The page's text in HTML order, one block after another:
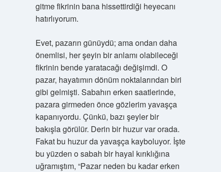
gitme fikrinin bana hissettirdiği heyecanı
hatırlıyorum.
Evet, pazarın günüydü; ama ondan daha
önemlisi, her şeyin bir anlamı olabileceği
fikrinin bende yaratacağı değişimdi. O
pazar, hayatımın dönüm noktalarından biri
gibi gelmişti. Sabahın erken saatlerinde,
pazara girmeden önce gözlerim yavaşça
kapanıyordu. Çünkü, bazı şeyler bir
bakışla görülür. Derin bir huzur var orada.
Fakat bu huzur da yavaşça kayboluyor. İşte
bu yüzden o sabah bir hayal kırıklığına
uğramıştım, “Pazar neden bu kadar erken